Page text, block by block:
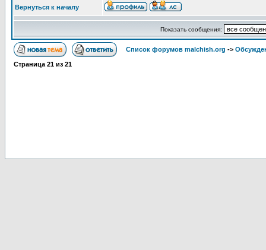
Вернуться к началу
Показать сообщения:
Список форумов malchish.org ->
Страница 21 из 21